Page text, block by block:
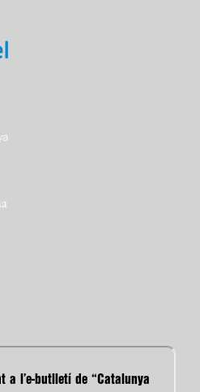
a l’e-butlletí de “Catalunya